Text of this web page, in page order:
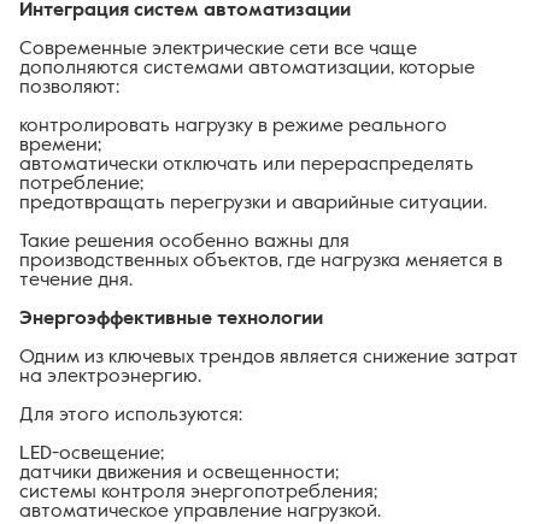
Интеграция систем автоматизации
Современные электрические сети все чаще
дополняются системами автоматизации, которые
позволяют:
контролировать нагрузку в режиме реального
времени;
автоматически отключать или перераспределять
потребление;
предотвращать перегрузки и аварийные ситуации.
Такие решения особенно важны для
производственных объектов, где нагрузка меняется в
течение дня.
Энергоэффективные технологии
Одним из ключевых трендов является снижение затрат
на электроэнергию.
Для этого используются:
LED-освещение;
датчики движения и освещенности;
системы контроля энергопотребления;
автоматическое управление нагрузкой.